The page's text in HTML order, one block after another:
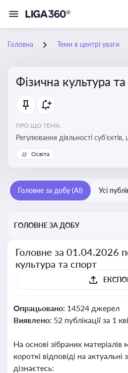
Головна Теми в центрі уваги
Фізична культура
ПРО ЩО ТЕМА:
Регулювання діяльності
сфері фізичної культури та
оздоровлення населення,
потенціалу, соціального захисту
реалізації державної політики у цій
Освіта
Головне за добу (AI) Усі
ГОЛОВНЕ ЗА ДОБУ
Головне за 01.04.2026
культура та спорт
Опрацьовано: 14524 джерел
Виявлено: 52 публікації за 1
На основі зібраних
короткі відповіді на
дізнаєтесь: